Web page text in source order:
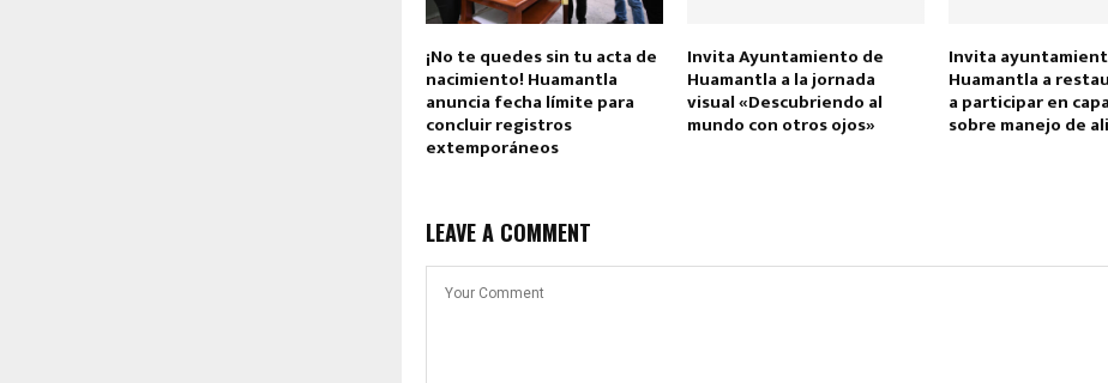
¡No te quedes sin tu acta de
nacimiento! Huamantla
anuncia fecha límite para
concluir registros
extemporáneos
Invita Ayuntamiento de
Huamantla a la jornada
visual «Descubriendo al
mundo con otros ojos»
Invita
Huamantla a
a participar en
sobre manejo de
LEAVE A COMMENT